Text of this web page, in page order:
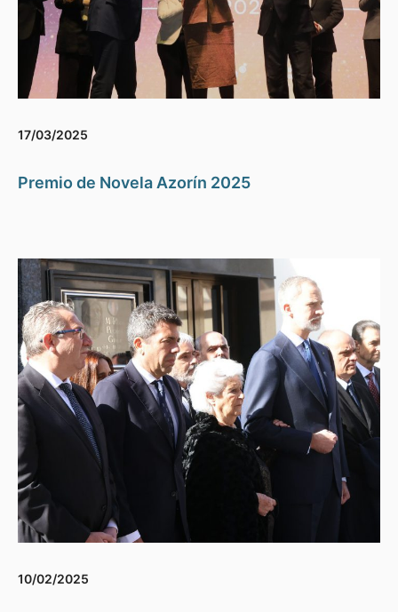
17/03/2025
Premio de Novela Azorín 2025
10/02/2025